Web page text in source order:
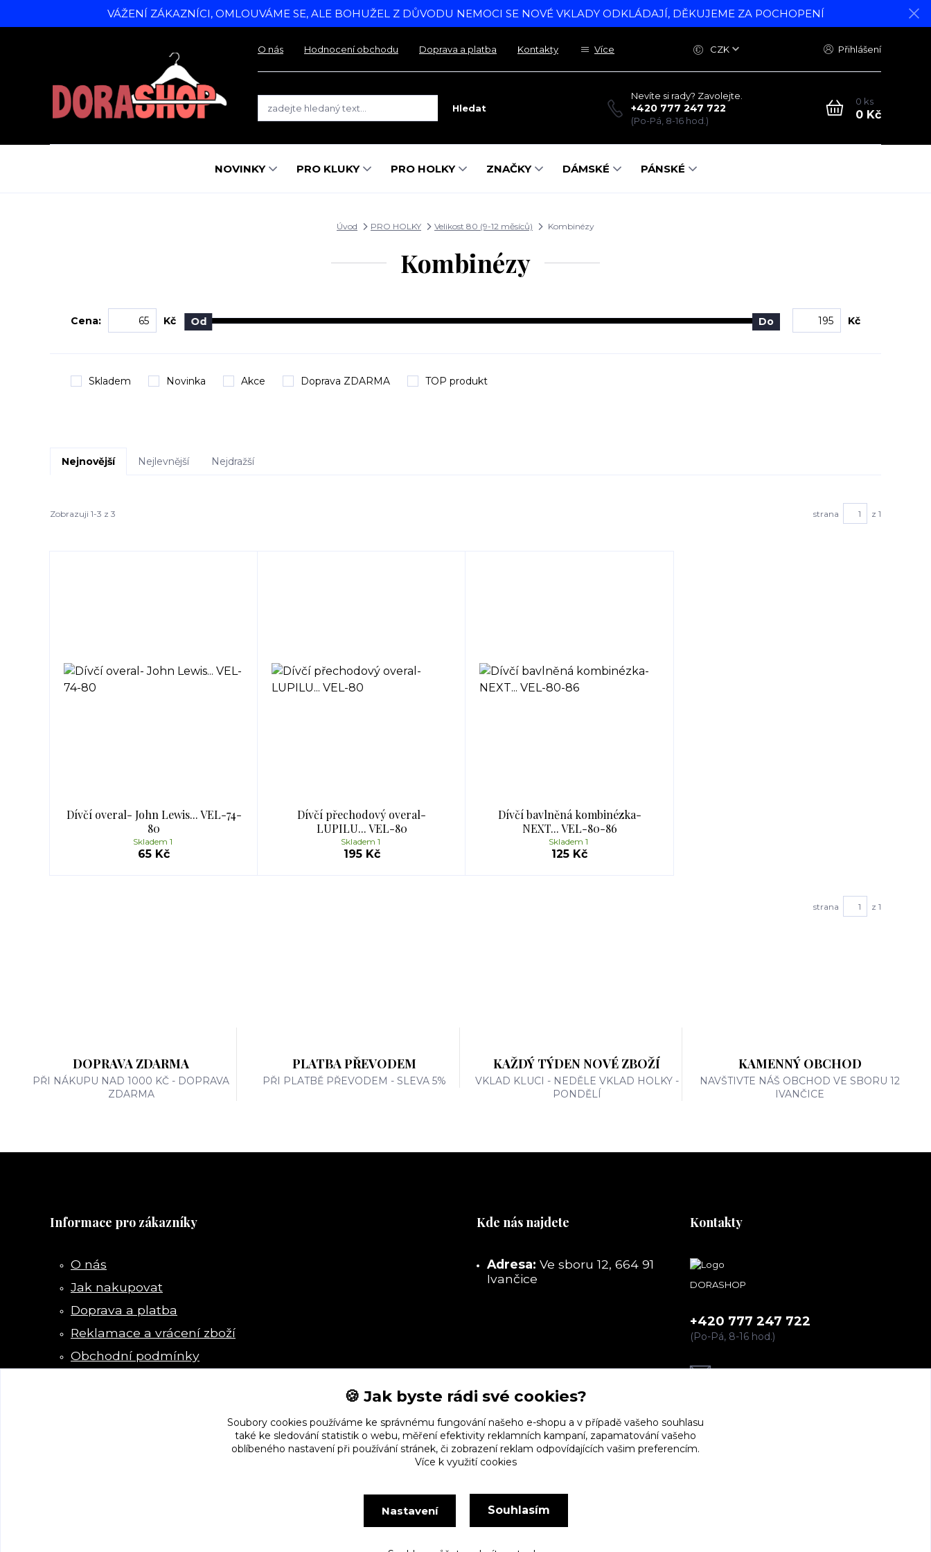
VÁŽENÍ ZÁKAZNÍCI, OMLOUVÁME SE, ALE BOHUŽEL Z DŮVODU NEMOCI SE NOVÉ VKLADY ODKLÁDAJÍ, DĚKUJEME ZA POCHOPENÍ
O nás Hodnocení obchodu Doprava a platba Kontakty Více CZK Přihlášení
Hledat
Nevíte si rady? Zavolejte.
+420 777 247 722
(Po-Pá, 8-16 hod.)
0 ks
0 Kč
NOVINKY PRO KLUKY PRO HOLKY ZNAČKY DÁMSKÉ PÁNSKÉ
Úvod PRO HOLKY Velikost 80 (9-12 měsíců) Kombinézy
Kombinézy
Cena: Kč Od Do Kč
Skladem Novinka Akce Doprava ZDARMA TOP produkt
Nejnovější Nejlevnější Nejdražší
Zobrazuji 1-3 z 3 strana z 1
Dívčí overal- John Lewis... VEL-74-
80
65 Kč
Skladem 1
Dívčí přechodový overal-
LUPILU... VEL-80
195 Kč
Skladem 1
Dívčí bavlněná kombinézka-
NEXT... VEL-80-86
125 Kč
Skladem 1
strana z 1
DOPRAVA ZDARMA
PŘI NÁKUPU NAD 1000 KČ - DOPRAVA
ZDARMA
PLATBA PŘEVODEM
PŘI PLATBĚ PŘEVODEM - SLEVA 5%
KAŽDÝ TÝDEN NOVÉ ZBOŽÍ
VKLAD KLUCI - NEDĚLE VKLAD HOLKY -
PONDĚLÍ
KAMENNÝ OBCHOD
NAVŠTIVTE NÁŠ OBCHOD VE SBORU 12
IVANČICE
Informace pro zákazníky
O nás
Jak nakupovat
Doprava a platba
Reklamace a vrácení zboží
Obchodní podmínky
Kde nás najdete
Adresa: Ve sboru 12, 664 91
Ivančice
Kontakty
DORASHOP
+420 777 247 722
(Po-Pá, 8-16 hod.)
dorashopp@seznam.cz
🍪 Jak byste rádi své cookies?
Soubory cookies používáme ke správnému fungování našeho e-shopu a v případě vašeho souhlasu
také ke sledování statistik o webu, měření efektivity reklamních kampaní, zapamatování vašeho
oblíbeného nastavení při používání stránek, či zobrazení reklam odpovídajících vašim preferencím.
Více k využití cookies
Nastavení Souhlasím